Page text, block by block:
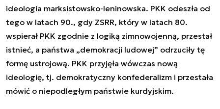
ideologia marksistowsko-leninowska. PKK odeszła od
tego w latach 90., gdy ZSRR, który w latach 80.
wspierał PKK zgodnie z logiką zimnowojenną, przestał
istnieć, a państwa „demokracji ludowej” odrzuciły tę
formę ustrojową. PKK przyjęła wówczas nową
ideologię, tj. demokratyczny konfederalizm i przestała
mówić o niepodległym państwie kurdyjskim.